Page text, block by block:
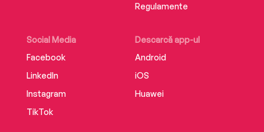
Social Media
Facebook
LinkedIn
Instagram
TikTok
Descarcă app-ul
Android
iOS
Huawei
Regulamente